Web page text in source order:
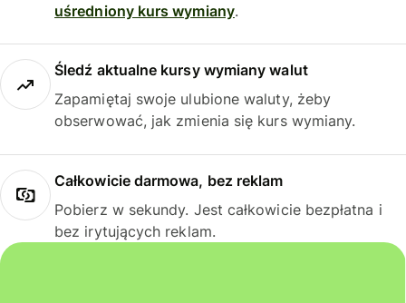
uśredniony kurs wymiany.
Śledź aktualne kursy wymiany walut
Zapamiętaj swoje ulubione waluty, żeby
obserwować, jak zmienia się kurs wymiany.
Całkowicie darmowa, bez reklam
Pobierz w sekundy. Jest całkowicie bezpłatna i
bez irytujących reklam.